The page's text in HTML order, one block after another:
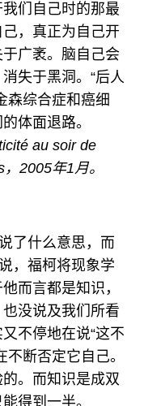
们自己时的那最
，真正为自己开
广袤。脑自己会
失于黑洞。“后人
森综合症和癌细
体面退路。
au soir de
2005年1月。
了什么意思，而
，福柯将现象学
而言都是知识，
没说及我们所看
不停地在说“这不
断否定它自己。
。而知识是成双
得到一半。